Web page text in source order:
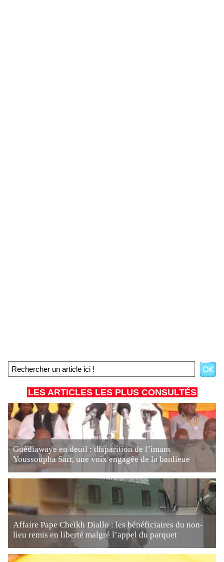
LES ARTICLES LES PLUS CONSULTÉS
Guédiawaye en deuil : disparition de l’imam
Youssoupha Sarr, une voix engagée de la banlieue
Affaire Pape Cheikh Diallo : les bénéficiaires du non-
lieu remis en liberté malgré l’appel du parquet